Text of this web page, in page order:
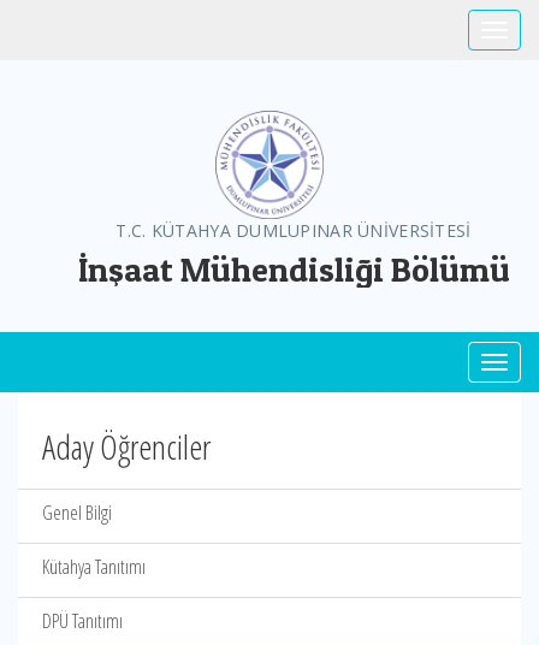
T.C. KÜTAHYA DUMLUPINAR ÜNİVERSİTESİ
İnşaat Mühendisliği Bölümü
Aday Öğrenciler
Genel Bilgi
Kütahya Tanıtımı
DPÜ Tanıtımı